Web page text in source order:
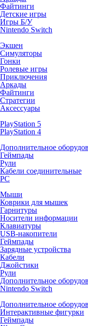
Файтинги
Детские игры
Игры Б/У
Nintendo Switch
Экшен
Симуляторы
Гонки
Ролевые игры
Приключения
Аркады
Файтинги
Стратегии
Аксессуары
PlayStation 5
PlayStation 4
Дополнительное
Геймпады
Рули
Кабели соединительные
PC
Мыши
Коврики для мышек
Гарнитуры
Носители информации
Клавиатуры
USB-накопители
Геймпады
Зарядные устройства
Кабели
Джойстики
Рули
Дополнительное
Nintendo Switch
Дополнительное
Интерактивные фигурки
Геймпады